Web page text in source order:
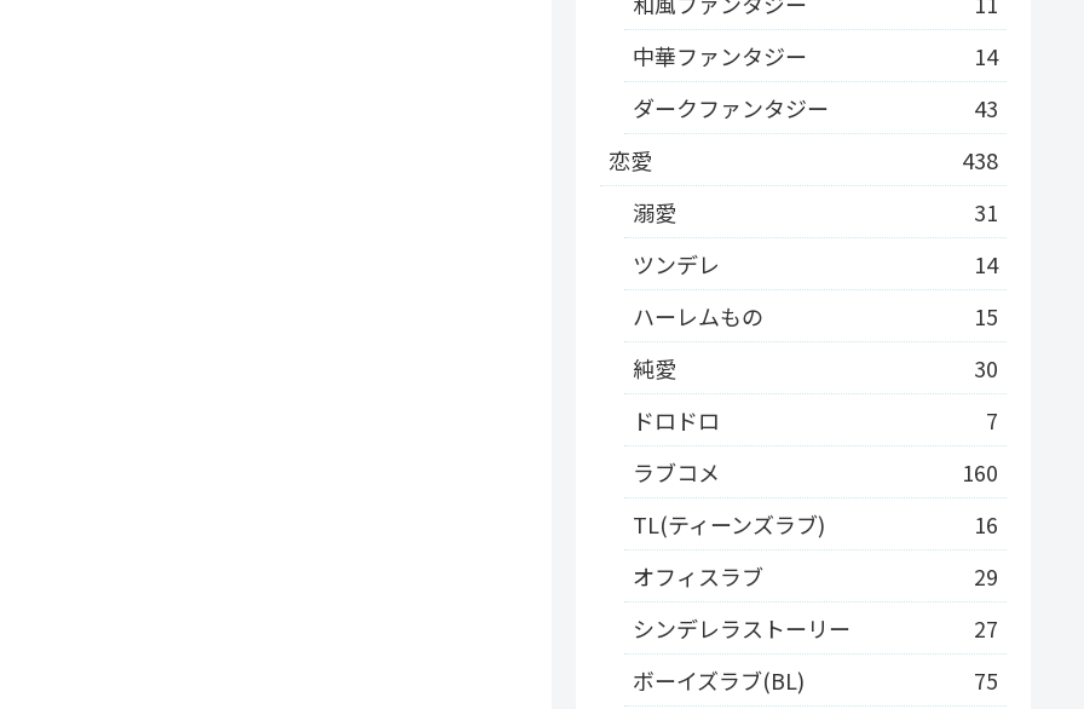
中華ファンタジー
14
ダークファンタジー
43
恋愛
438
溺愛
31
ツンデレ
14
ハーレムもの
15
純愛
30
ドロドロ
7
ラブコメ
160
TL(ティーンズラブ)
16
オフィスラブ
29
シンデレラストーリー
27
ボーイズラブ(BL)
75